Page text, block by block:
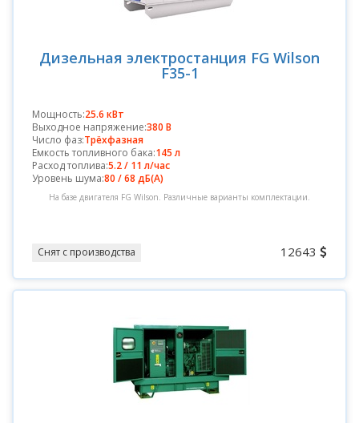
Дизельная электростанция FG Wilson
F35-1
Мощность:25.6 кВт
Выходное напряжение:380 В
Число фаз:Трёхфазная
Емкость топливного бака:145 л
Расход топлива:5.2 / 11 л/час
Уровень шума:80 / 68 дБ(А)
На базе двигателя FG Wilson. Различные варианты комплектации.
12643
Снят с производства